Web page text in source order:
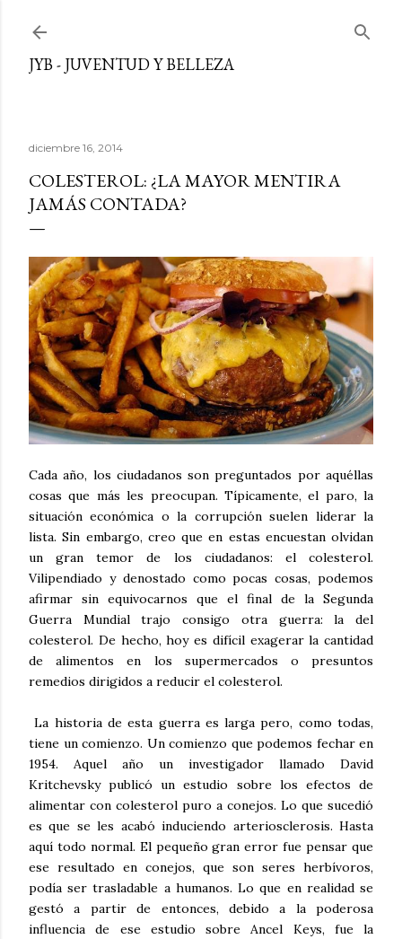
JYB - JUVENTUD Y BELLEZA
diciembre 16, 2014
COLESTEROL: ¿LA MAYOR MENTIRA
JAMÁS CONTADA?
Cada año, los ciudadanos son preguntados por aquéllas
cosas que más les preocupan. Típicamente, el paro, la
situación económica o la corrupción suelen liderar la
lista. Sin embargo, creo que en estas encuestan olvidan
un gran temor de los ciudadanos: el colesterol.
Vilipendiado y denostado como pocas cosas, podemos
afirmar sin equivocarnos que el final de la Segunda
Guerra Mundial trajo consigo otra guerra: la del
colesterol. De hecho, hoy es difícil exagerar la cantidad
de alimentos en los supermercados o presuntos
remedios dirigidos a reducir el colesterol.
La historia de esta guerra es larga pero, como todas,
tiene un comienzo. Un comienzo que podemos fechar en
1954. Aquel año un investigador llamado David
Kritchevsky publicó un estudio sobre los efectos de
alimentar con colesterol puro a conejos. Lo que sucedió
es que se les acabó induciendo arteriosclerosis. Hasta
aquí todo normal. El pequeño gran error fue pensar que
ese resultado en conejos, que son seres herbívoros,
podía ser trasladable a humanos. Lo que en realidad se
gestó a partir de entonces, debido a la poderosa
influencia de ese estudio sobre Ancel Keys, fue la